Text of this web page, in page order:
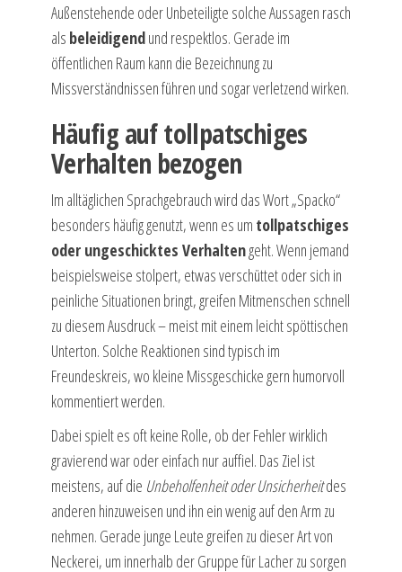
Außenstehende oder Unbeteiligte solche Aussagen rasch
als beleidigendund respektlos. Gerade im
öffentlichen Raum kann die Bezeichnung zu
Missverständnissen führen und sogar verletzend wirken.
Häufig auf tollpatschiges
Verhalten bezogen
Im alltäglichen Sprachgebrauch wird das Wort „Spacko“
besonders häufig genutzt, wenn es um tollpatschiges
oder ungeschicktes Verhaltengeht. Wenn jemand
beispielsweise stolpert, etwas verschüttet oder sich in
peinliche Situationen bringt, greifen Mitmenschen schnell
zu diesem Ausdruck – meist mit einem leicht spöttischen
Unterton. Solche Reaktionen sind typisch im
Freundeskreis, wo kleine Missgeschicke gern humorvoll
kommentiert werden.
Dabei spielt es oft keine Rolle, ob der Fehler wirklich
gravierend war oder einfach nur auffiel. Das Ziel ist
meistens, auf die Unbeholfenheit oder Unsicherheitdes
anderen hinzuweisen und ihn ein wenig auf den Arm zu
nehmen. Gerade junge Leute greifen zu dieser Art von
Neckerei, um innerhalb der Gruppe für Lacher zu sorgen